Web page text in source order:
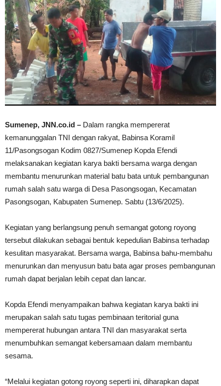
Sumenep, JNN.co.id – Dalam rangka mempererat
kemanunggalan TNI dengan rakyat, Babinsa Koramil
11/Pasongsogan Kodim 0827/Sumenep Kopda Efendi
melaksanakan kegiatan karya bakti bersama warga dengan
membantu menurunkan material batu bata untuk pembangunan
rumah salah satu warga di Desa Pasongsogan, Kecamatan
Pasongsogan, Kabupaten Sumenep. Sabtu (13/6/2025).
Kegiatan yang berlangsung penuh semangat gotong royong
tersebut dilakukan sebagai bentuk kepedulian Babinsa terhadap
kesulitan masyarakat. Bersama warga, Babinsa bahu-membahu
menurunkan dan menyusun batu bata agar proses pembangunan
rumah dapat berjalan lebih cepat dan lancar.
Kopda Efendi menyampaikan bahwa kegiatan karya bakti ini
merupakan salah satu tugas pembinaan teritorial guna
mempererat hubungan antara TNI dan masyarakat serta
menumbuhkan semangat kebersamaan dalam membantu
sesama.
“Melalui kegiatan gotong royong seperti ini, diharapkan dapat